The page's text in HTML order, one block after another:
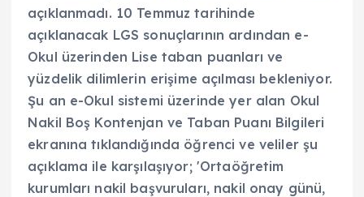
açıklanmadı. 10 Temmuz tarihinde
açıklanacak LGS sonuçlarının ardından e-
Okul üzerinden Lise taban puanları ve
yüzdelik dilimlerin erişime açılması bekleniyor.
Şu an e-Okul sistemi üzerinde yer alan Okul
Nakil Boş Kontenjan ve Taban Puanı Bilgileri
ekranına tıklandığında öğrenci ve veliler şu
açıklama ile karşılaşıyor; 'Ortaöğretim
kurumları nakil başvuruları, nakil onay günü,